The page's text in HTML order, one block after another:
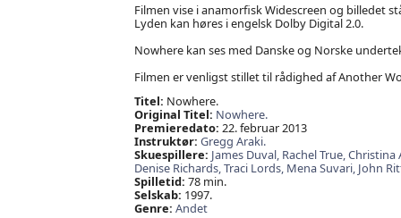
Filmen vise i anamorfisk Widescreen og billedet
Lyden kan høres i engelsk Dolby Digital 2.0.
Nowhere kan ses med Danske og Norske
Filmen er venligst stillet til rådighed af Another
Titel: Nowhere.
Original Titel: Nowhere.
Premieredato: 22. februar 2013
Instruktør: Gregg Araki.
Skuespillere: James Duval, Rachel True,Christina
Denise Richards,Traci Lords, Mena Suvari, John
Spilletid: 78 min.
Selskab: 1997.
Genre: Andet